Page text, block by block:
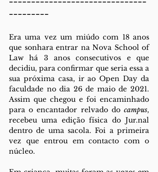
---------
Era uma vez um miúdo com 18 anos
que sonhara entrar na Nova School of
Law há 3 anos consecutivos e que
decidiu, para confirmar que seria essa a
sua próxima casa, ir ao Open Day da
faculdade no dia 26 de maio de 2021.
Assim que chegou e foi encaminhado
para o encantador relvado do campus,
recebeu uma edição física do Jur.nal
dentro de uma sacola. Foi a primeira
vez que entrou em contacto com o
núcleo.